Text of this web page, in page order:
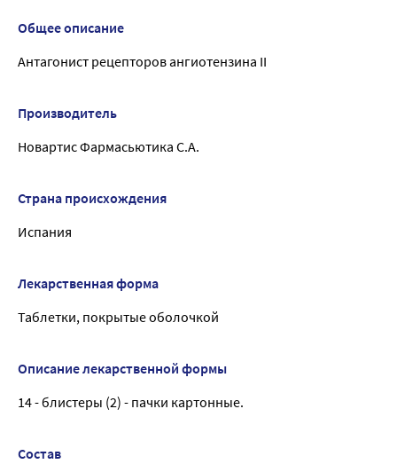
Общее описание
Антагонист рецепторов ангиотензина II
Производитель
Новартис Фармасьютика С.А.
Страна происхождения
Испания
Лекарственная форма
Таблетки, покрытые оболочкой
Описание лекарственной формы
14 - блистеры (2) - пачки картонные.
Состав